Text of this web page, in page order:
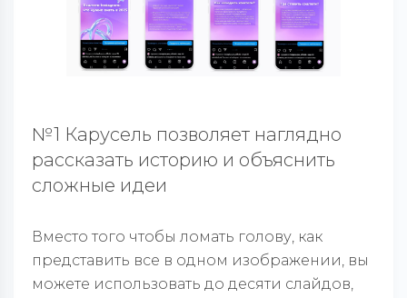
№1 Карусель позволяет наглядно
рассказать историю и объяснить
сложные идеи
Вместо того чтобы ломать голову, как
представить все в одном изображении, вы
можете использовать до десяти слайдов,